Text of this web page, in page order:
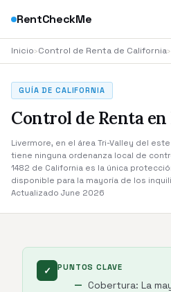
RentCheckMe
Inicio›Control de Renta de California›
GUÍA DE CALIFORNIA
Control de Renta
Livermore, en el área Tri-Valley del
tiene ninguna ordenanza local de
1482 de California es la única
disponible para la mayoría de los
Actualizado June 2026
✓ PUNTOS CLAVE
Cobertura: La